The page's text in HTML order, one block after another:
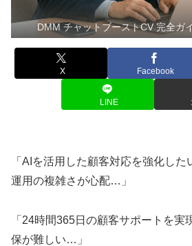
DMM チャットブーストCV 完全ガ
X Facebook
LINE
「AIを活用した顧客対応を強化し
運用の複雑さが心配…」
「24時間365日の顧客サポートを実
保が難しい…」